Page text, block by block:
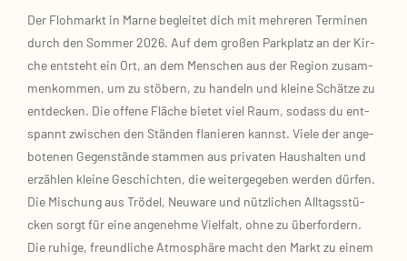
Der Floh­markt in Mar­ne beglei­tet dich mit meh­re­ren Ter­mi­nen
durch den Som­mer 2026. Auf dem gro­ßen Park­platz an der Kir­
che ent­steht ein Ort, an dem Men­schen aus der Regi­on zusam­
men­kom­men, um zu stö­bern, zu han­deln und klei­ne Schät­ze zu
ent­de­cken. Die offe­ne Flä­che bie­tet viel Raum, sodass du ent­
spannt zwi­schen den Stän­den fla­nie­ren kannst. Vie­le der ange­
bo­te­nen Gegen­stän­de stam­men aus pri­va­ten Haus­hal­ten und
erzäh­len klei­ne Geschich­ten, die wei­ter­ge­ge­ben wer­den dür­fen.
Die Mischung aus Trö­del, Neu­wa­re und nütz­li­chen All­tags­stü­
cken sorgt für eine ange­neh­me Viel­falt, ohne zu über­for­dern.
Die ruhi­ge, freund­li­che Atmo­sphä­re macht den Markt zu einem